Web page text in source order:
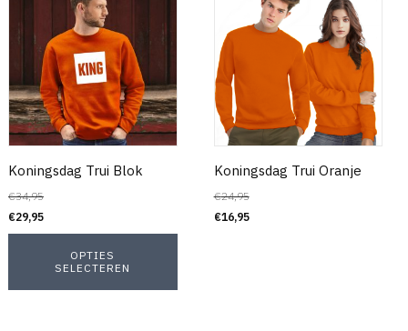
Koningsdag Trui Blok
€34,95
€29,95
OPTIES
SELECTEREN
Koningsdag Trui Oranje
€24,95
€16,95